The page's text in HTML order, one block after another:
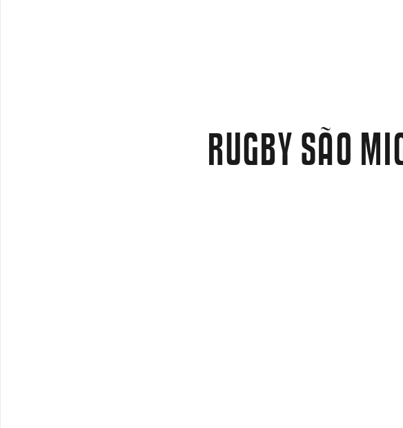
RUGBY SÃO